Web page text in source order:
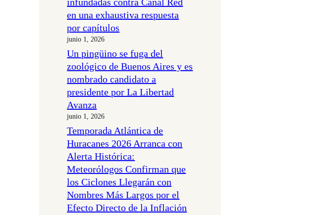
en una exhaustiva respuesta
por capítulos
junio 1, 2026
Un pingüino se fuga del
zoológico de Buenos Aires y es
nombrado candidato a
presidente por La Libertad
Avanza
junio 1, 2026
Temporada Atlántica de
Huracanes 2026 Arranca con
Alerta Histórica:
Meteorólogos Confirman que
los Ciclones Llegarán con
Nombres Más Largos por el
Efecto Directo de la Inflación